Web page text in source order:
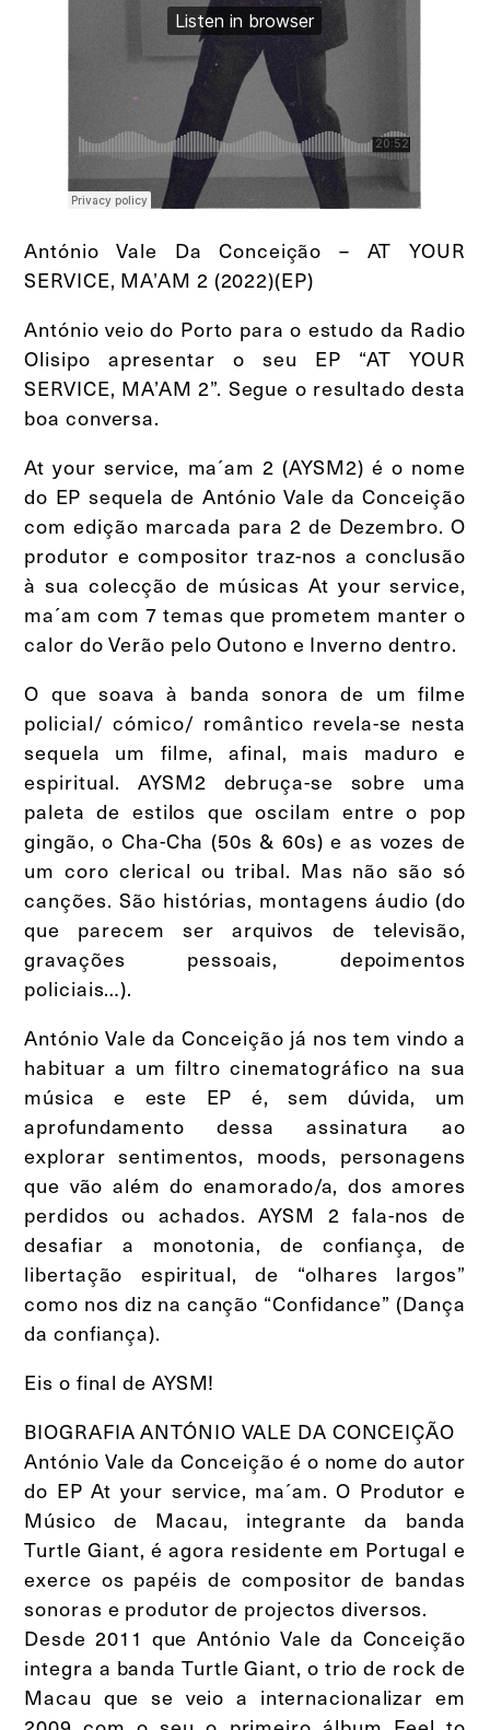
António Vale Da Conceição – AT YOUR
SERVICE, MA’AM 2 (2022)(EP)
António veio do Porto para o estudo da Radio
Olisipo apresentar o seu EP “AT YOUR
SERVICE, MA’AM 2”. Segue o resultado desta
boa conversa.
At your service, ma´am 2 (AYSM2) é o nome
do EP sequela de António Vale da Conceição
com edição marcada para 2 de Dezembro. O
produtor e compositor traz-nos a conclusão
à sua colecção de músicas At your service,
ma´am com 7 temas que prometem manter o
calor do Verão pelo Outono e Inverno dentro.
O que soava à banda sonora de um filme
policial/ cómico/ romântico revela-se nesta
sequela um filme, afinal, mais maduro e
espiritual. AYSM2 debruça-se sobre uma
paleta de estilos que oscilam entre o pop
gingão, o Cha-Cha (50s & 60s) e as vozes de
um coro clerical ou tribal. Mas não são só
canções. São histórias, montagens áudio (do
que parecem ser arquivos de televisão,
gravações pessoais, depoimentos
policiais…).
António Vale da Conceição já nos tem vindo a
habituar a um filtro cinematográfico na sua
música e este EP é, sem dúvida, um
aprofundamento dessa assinatura ao
explorar sentimentos, moods, personagens
que vão além do enamorado/a, dos amores
perdidos ou achados. AYSM 2 fala-nos de
desafiar a monotonia, de confiança, de
libertação espiritual, de “olhares largos”
como nos diz na canção “Confidance” (Dança
da confiança).
Eis o final de AYSM!
BIOGRAFIA ANTÓNIO VALE DA CONCEIÇÃO
António Vale da Conceição é o nome do autor
do EP At your service, ma´am. O Produtor e
Músico de Macau, integrante da banda
Turtle Giant, é agora residente em Portugal e
exerce os papéis de compositor de bandas
sonoras e produtor de projectos diversos.
Desde 2011 que António Vale da Conceição
integra a banda Turtle Giant, o trio de rock de
Macau que se veio a internacionalizar em